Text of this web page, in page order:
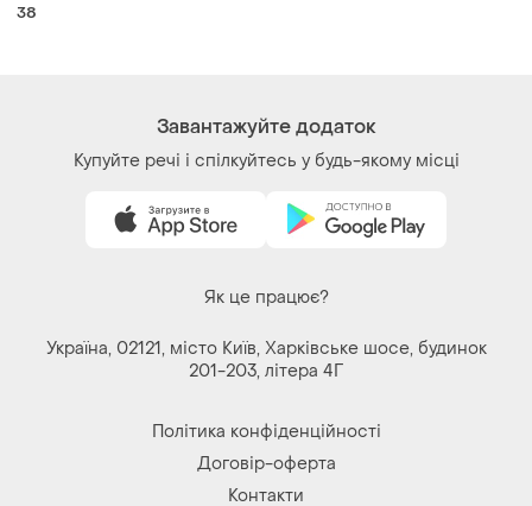
Як це працює?
Україна, 02121, місто Київ, Харківське шосе, будинок
201-203, літера 4Г
Політика конфіденційності
Контакти